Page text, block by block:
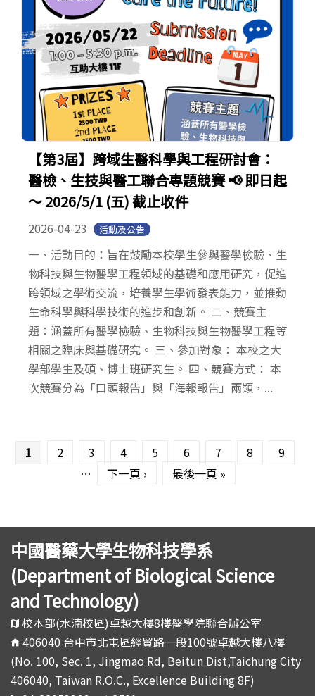
【第3屆】跨域生醫科學與工程研討會：
醫檢、生技與醫工聯合專題競賽 📢 即日起
～ 2026/5/1 (五) 截止收件
2026-04-23 活動及公告
一、活動目的：旨在鼓勵本校學生參與醫學檢驗、生
物科技與生物醫學工程領域的基礎和應用研究，促進
跨領域之學術交流，培養學生學術發表能力，並推動
生命科學與科學技術的進步和創新。 二、競賽主
題：涵蓋所有醫學檢驗、生物科技與生物醫學工程等
相關之臨床與基礎研究。 三、參加對象： 本校之大
學部學生及碩、博士班研究生。 四、競賽方式： 本
次競賽分為「口頭報告」與「海報報告」兩類，...
1 2 3 4 5 6 7 8
9
…
下一頁 › 最後一頁 »
中國醫藥大學生物科技學系
(Department of Biological Science
and Technology)
校本部(水湳校區)卓越大樓8樓醫學院聯合辦公室
406040 台中市北屯區經貿路一段100號卓越大樓八樓
(No. 100, Sec. 1, Jingmao Rd, Beitun Dist,Taichung City
406040, Taiwan R.O.C., Excellence Building 8F)